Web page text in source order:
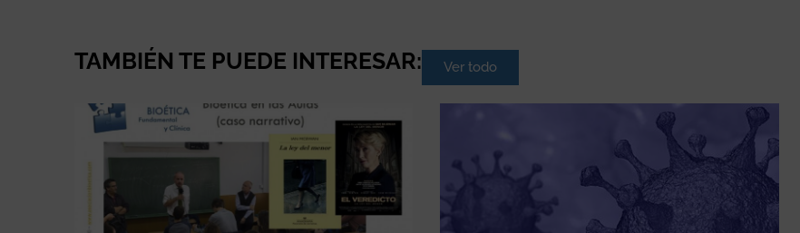
TAMBIÉN TE PUEDE INTERESAR: Ver todo